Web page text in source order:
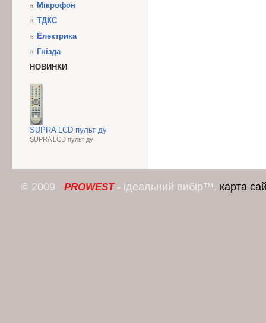
Мікрофон
ТДКС
Електрика
Гнізда
НОВИНКИ
SUPRA LCD пульт ду
SUPRA LCD пульт ду
© 2009 PROWEST- ідеальний вибір™. карта